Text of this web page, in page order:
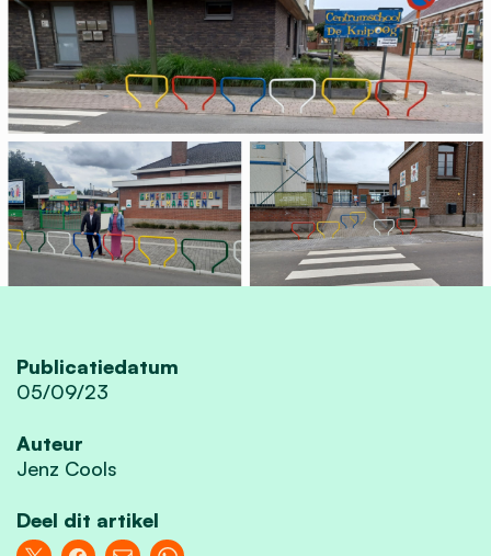
Publicatiedatum
05/09/23
Auteur
Jenz Cools
Deel dit artikel